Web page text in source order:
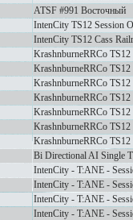
ATSF #991 Восточный
IntenCity TS12 Session
IntenCity TS12 Cass
KrashnburneRRCo
KrashnburneRRCo
KrashnburneRRCo
KrashnburneRRCo
KrashnburneRRCo
KrashnburneRRCo
KrashnburneRRCo
Bi Directional AI Single
IntenCity - T:ANE -
IntenCity - T:ANE -
IntenCity - T:ANE -
IntenCity - T:ANE -